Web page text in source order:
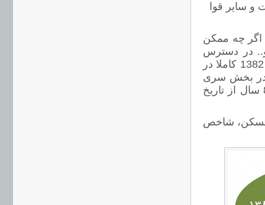
سایر قوا
اگر چه ممکن
در دسترس
نباشند، اما به جای آنها، آمار تولید «انار» در سال های 1367، 1372 و 1382 کاملا در
در بخش سری
های زمانی مرکز آمار موجود است. البته این آمارها هم نزدیک به 8 سال از تاریخ
مسکن، شاخص